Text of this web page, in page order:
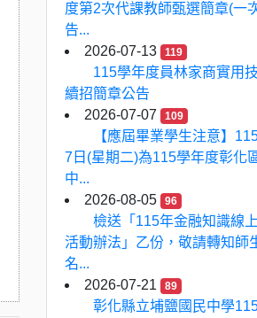
度第2次代課教師甄選簡章(一
告...
2026-07-13
119
115學年度員林家商實用
續招簡章公告
2026-07-07
109
【應屆畢業學生注意】
7日(星期二)為115學年度彰化
中...
2026-08-05
96
檢送「115年金融知識線
活動辦法」乙份，敬請轉知師
名...
2026-07-21
89
彰化縣立埔鹽國民中學